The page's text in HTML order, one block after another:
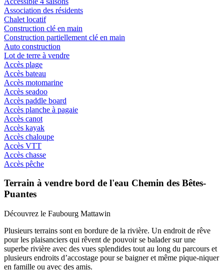
Association des résidents
Chalet locatif
Construction clé en main
Construction partiellement clé en main
Auto construction
Lot de terre à vendre
Accès plage
Accès bateau
Accès motomarine
Accès seadoo
Accès paddle board
Accès planche à pagaie
Accès canot
Accès kayak
Accès chaloupe
Accès VTT
Accès chasse
Accès pêche
Terrain à vendre bord de l'eau Chemin des Bêtes-
Puantes
Découvrez le Faubourg Mattawin
Plusieurs terrains sont en bordure de la rivière. Un endroit de rêve
pour les plaisanciers qui rêvent de pouvoir se balader sur une
superbe rivière avec des vues splendides tout au long du parcours et
plusieurs endroits d’accostage pour se baigner et même pique-niquer
en famille ou avec des amis.